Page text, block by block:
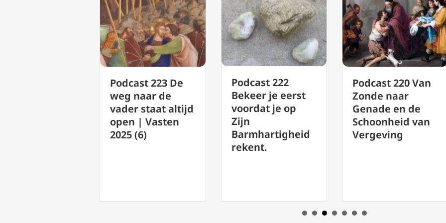
vader staat altijd
Podcast 222
Bekeer je eerst
voordat je op
Zijn
Barmhartigheid
Podcast 220 Van
Zonde naar
Genade en de
Schoonheid van
Vergeving
Podcast
voor Licht
Rob
Vasten